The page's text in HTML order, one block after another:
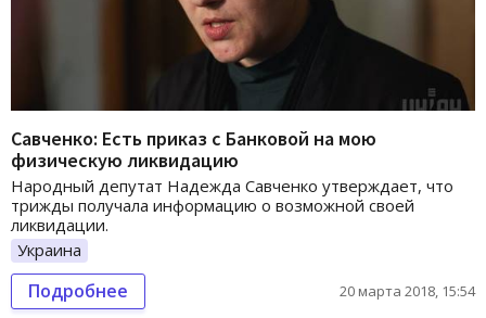
Савченко: Есть приказ с Банковой на мою
физическую ликвидацию
Народный депутат Надежда Савченко утверждает, что
трижды получала информацию о возможной своей
ликвидации.
Украина
Подробнее 20 марта 2018, 15:54